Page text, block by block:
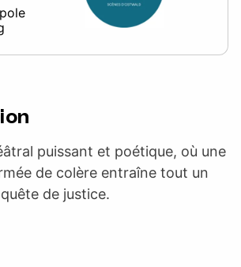
puissant et poétique, où une
de colère entraîne tout un
de justice.